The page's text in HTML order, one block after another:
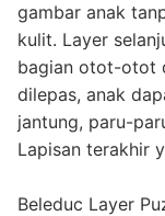
gambar anak
kulit. Layer
bagian otot-otot
dilepas, anak
jantung, paru-
Lapisan terakhir
Beleduc Layer